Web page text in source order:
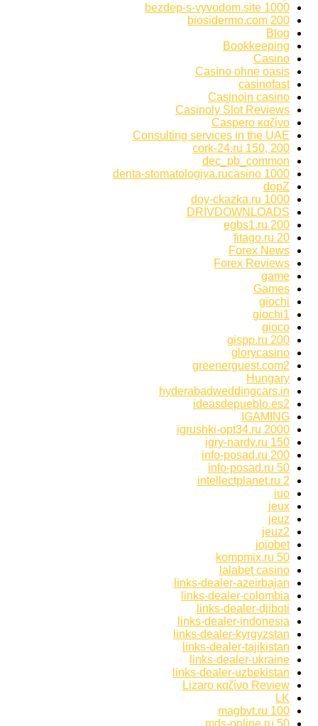
bezdep-s-vyvodom.site 1000
biosidermo.com 200
Blog
Bookkeeping
Casino
Casino ohne oasis
casinofast
Casinoin casino
Casinoly Slot Reviews
Caspero καζίνο
Consulting services in the UAE
cork-24.ru 150, 200
dec_pb_common
denta-stomatologiya.rucasino 1000
dopZ
doy-ckazka.ru 1000
DRIVDOWNLOADS
egbs1.ru 200
fitago.ru 20
Forex News
Forex Reviews
game
Games
giochi
giochi1
gioco
gispp.ru 200
glorycasino
greenerguest.com2
Hungary
hyderabadweddingcars.in
ideasdepueblo.es2
IGAMING
igrushki-opt34.ru 2000
igry-nardy.ru 150
info-posad.ru 200
info-posad.ru 50
intellectplanet.ru 2
iuo
jeux
jeuz
jeuz2
jojobet
kompmix.ru 50
lalabet casino
links-dealer-azeirbajan
links-dealer-colombia
links-dealer-djiboti
links-dealer-indonesia
links-dealer-kyrgyzstan
links-dealer-tajikistan
links-dealer-ukraine
links-dealer-uzbekistan
Lizaro καζίνο Review
LK
magbvt.ru 100
mds-online.ru 50